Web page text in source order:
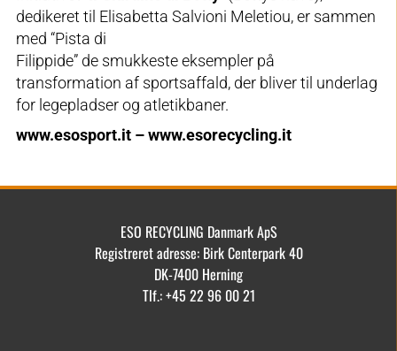
dedikeret til Elisabetta Salvioni Meletiou, er sammen
med “Pista di
Filippide” de smukkeste eksempler på
transformation af sportsaffald, der bliver til underlag
for legepladser og atletikbaner.
www.esosport.it – www.esorecycling.it
ESO RECYCLING Danmark ApS
Registreret adresse: Birk Centerpark 40
DK-7400 Herning
Tlf.: +45 22 96 00 21